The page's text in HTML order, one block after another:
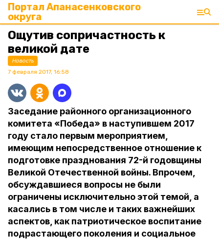
Портал Апанасенковского
округа
Ощутив сопричастность к
великой дате
Новость
7 февраля 2017, 16:58
Заседание районного организационного
комитета «Победа» в наступившем 2017
году стало первым мероприятием,
имеющим непосредственное отношение к
подготовке празднования 72-й годовщины
Великой Отечественной войны. Впрочем,
обсуждавшиеся вопросы не были
ограничены исключительно этой темой, а
касались в том числе и таких важнейших
аспектов, как патриотическое воспитание
подрастающего поколения и социальное